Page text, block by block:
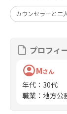
カウンセラーと二
プロフィ
Mさん
年代 ： 30代
職業 ： 地方公